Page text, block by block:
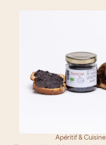
Apéritif & Cuisine